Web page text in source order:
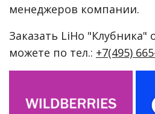
менеджеров компании.
Заказать LiHo
можете по тел.: +7(495)